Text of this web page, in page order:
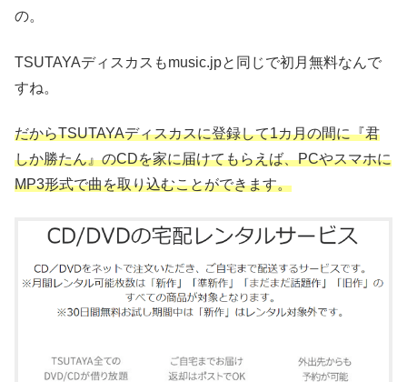
の。
TSUTAYAディスカスもmusic.jpと同じで初月無料なんで
すね。
だからTSUTAYAディスカスに登録して1カ月の間に『君
しか勝たん』のCDを家に届けてもらえば、PCやスマホに
MP3形式で曲を取り込むことができます。